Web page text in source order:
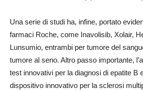
Una serie di studi ha, infine, portato
farmaci Roche, come Inavolisib, Xolair,
Lunsumio, entrambi per tumore del
tumore al seno. Altro passo importante,
test innovativi per la diagnosi di epatite B
dispositivo innovativo per la sclerosi